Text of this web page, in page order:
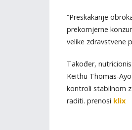
“Preskakanje
prekomjerne
velike zdravstvene
Također,
Keithu Thomas-
kontroli stabilnom
raditi. prenosi klix